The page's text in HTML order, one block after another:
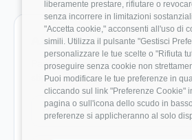
liberamente prestare, rifiutare o
senza incorrere in limitazioni
"Accetta cookie," acconsenti all'uso di
simili. Utilizza il pulsante "Gestisci
personalizzare le tue scelte o "Rifiuta
proseguire senza cookie non
Puoi modificare le tue preferenze in
cliccando sul link "Preferenze Cookie"
pagina o sull'icona dello scudo in
preferenze si applicheranno al solo
Aziende da confrontare
Pagine azienda utili per estendere il
stipendio, rating e recensioni.
Bending Spoons